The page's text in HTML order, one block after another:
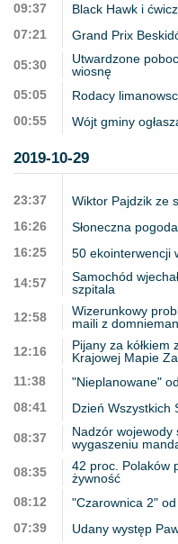
09:37
Black Hawk i
07:21
Grand Prix
05:30
Utwardzone
wiosnę
05:05
Rodacy
00:55
Wójt gminy
2019-10-29
23:37
Wiktor Pajdzik ze
16:26
Słoneczna
16:25
50 ekointerwencji
14:57
Samochód
szpitala
12:58
Wizerunkowy
maili z
12:16
Pijany za kółkiem
Krajowej Mapie
11:38
"Nieplanowane"
08:41
Dzień Wszystkich
08:37
Nadzór wojewody
wygaszeniu
08:35
42 proc. Polaków
żywność
08:12
"Czarownica 2"
07:39
Udany występ